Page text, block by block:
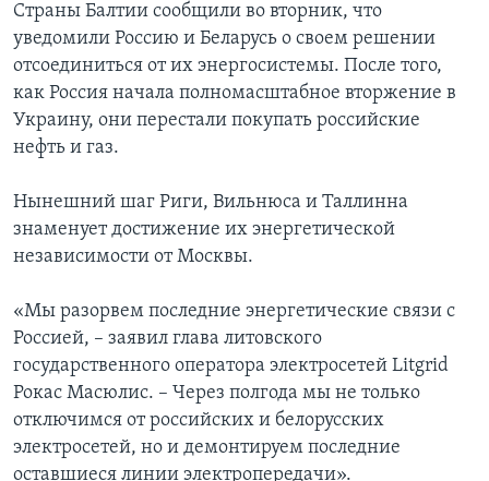
Страны Балтии сообщили во вторник, что
уведомили Россию и Беларусь о своем решении
отсоединиться от их энергосистемы. После того,
как Россия начала полномасштабное вторжение в
Украину, они перестали покупать российские
нефть и газ.
Нынешний шаг Риги, Вильнюса и Таллинна
знаменует достижение их энергетической
независимости от Москвы.
«Мы разорвем последние энергетические связи с
Россией, – заявил глава литовского
государственного оператора электросетей Litgrid
Рокас Масюлис. – Через полгода мы не только
отключимся от российских и белорусских
электросетей, но и демонтируем последние
оставшиеся линии электропередачи».